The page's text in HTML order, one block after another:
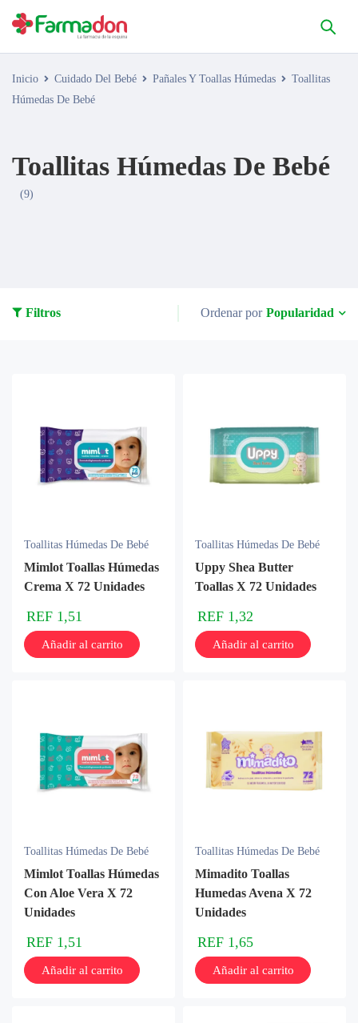
Inicio Cuidado Del Bebé Pañales Y Toallas Húmedas
Toallitas
Húmedas De Bebé
Toallitas Húmedas De Bebé
(9)
Filtros Ordenar por Popularidad
Toallitas Húmedas De Bebé
Mimlot Toallas Húmedas
Crema X 72 Unidades
REF 1,51
Añadir al carrito
Toallitas Húmedas De Bebé
Uppy Shea Butter
Toallas X 72 Unidades
REF 1,32
Añadir al carrito
Toallitas Húmedas De Bebé
Mimlot Toallas Húmedas
Con Aloe Vera X 72
Unidades
REF 1,51
Añadir al carrito
Toallitas Húmedas De Bebé
Mimadito Toallas
Humedas Avena X 72
Unidades
REF 1,65
Añadir al carrito